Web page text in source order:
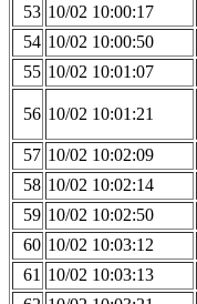
53 10/02 10:00:17
54 10/02 10:00:50
55 10/02 10:01:07
56 10/02 10:01:21
57 10/02 10:02:09
58 10/02 10:02:14
59 10/02 10:02:50
60 10/02 10:03:12
61 10/02 10:03:13